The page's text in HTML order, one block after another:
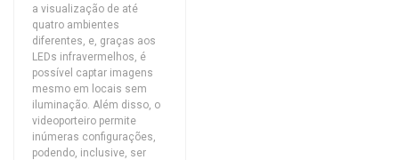
a visualização de até
quatro ambientes
diferentes, e, graças aos
LEDs infravermelhos, é
possível captar imagens
mesmo em locais sem
iluminação. Além disso, o
videoporteiro permite
inúmeras configurações,
podendo, inclusive, ser